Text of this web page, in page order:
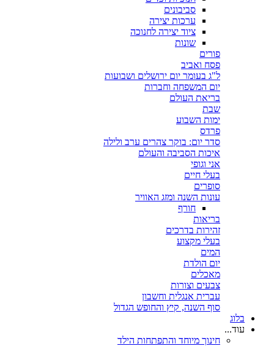
סביבונים
ערכות יצירה
ציוד יצירה לחנוכה
שונות
פורים
פסח ואביב
ל"ג בעומר יום ירושלים ושבועות
יום המשפחה וחברות
בריאת העולם
שבת
ימות השבוע
פרדס
סדר יום: בוקר צהרים ערב ולילה
איכות הסביבה והעולם
אני וגופי
בעלי חיים
סופרים
עונות השנה ומזג האוויר
חורף
בריאות
זהירות בדרכים
בעלי מקצוע
המים
יום הולדת
מאכלים
צבעים וצורות
עברית אנגלית וחשבון
סוף השנה, קיץ והחופש הגדול
בלוג
עוד...
חינוך מיוחד והתפתחות הילד